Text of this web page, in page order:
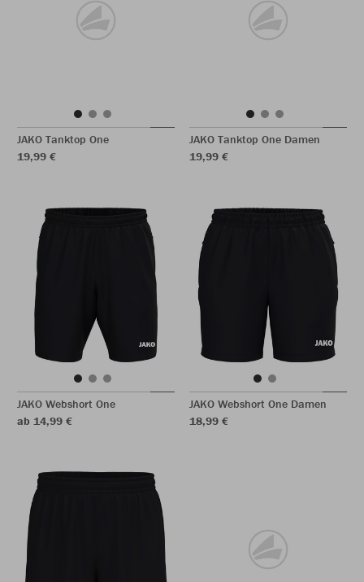
JAKO Tanktop One
19,99 €
JAKO Tanktop One Damen
19,99 €
JAKO Webshort One
ab 14,99 €
JAKO Webshort One Damen
18,99 €